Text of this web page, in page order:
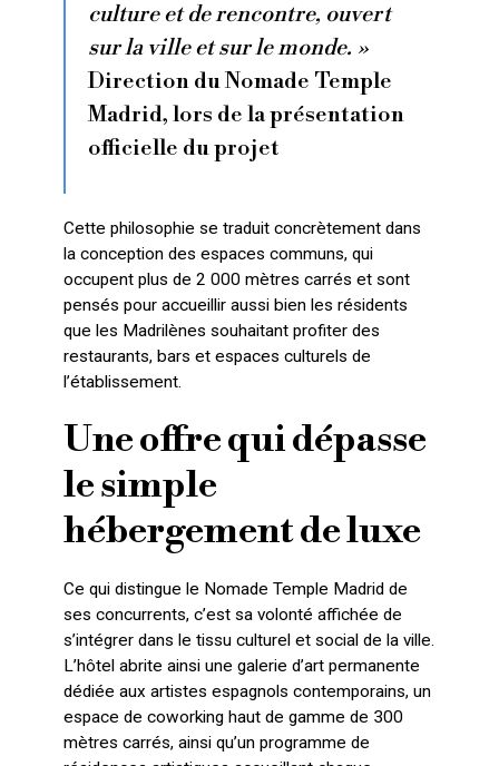
culture et de rencontre, ouvert
sur la ville et sur le monde. »
Direction du Nomade Temple
Madrid, lors de la présentation
officielle du projet
Cette philosophie se traduit concrètement dans
la conception des espaces communs, qui
occupent plus de 2 000 mètres carrés et sont
pensés pour accueillir aussi bien les résidents
que les Madrilènes souhaitant profiter des
restaurants, bars et espaces culturels de
l’établissement.
Une offre qui dépasse
le simple
hébergement de luxe
Ce qui distingue le Nomade Temple Madrid de
ses concurrents, c’est sa volonté affichée de
s’intégrer dans le tissu culturel et social de la ville.
L’hôtel abrite ainsi une galerie d’art permanente
dédiée aux artistes espagnols contemporains, un
espace de coworking haut de gamme de 300
mètres carrés, ainsi qu’un programme de